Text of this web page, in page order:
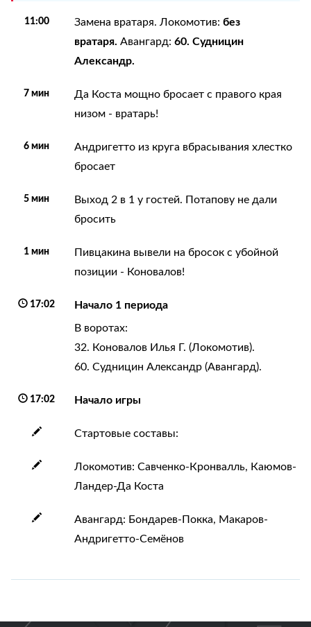
11:00 Замена вратаря. Локомотив:без
вратаря. Авангард:60. Судницин
Александр.
7 мин
Да Коста мощно бросает с правого края
низом - вратарь!
6 мин
Андригетто из круга вбрасывания хлестко
бросает
5 мин
Выход 2 в 1 у гостей. Потапову не дали
бросить
1 мин
Пивцакина вывели на бросок с убойной
позиции - Коновалов!
17:02 Начало 1 периода
В воротах:
32. Коновалов Илья Г. (Локомотив).
60. Судницин Александр (Авангард).
17:02 Начало игры
Стартовые составы:
Локомотив: Савченко-Кронвалль, Каюмов-
Ландер-Да Коста
Авангард: Бондарев-Покка, Макаров-
Андригетто-Семёнов